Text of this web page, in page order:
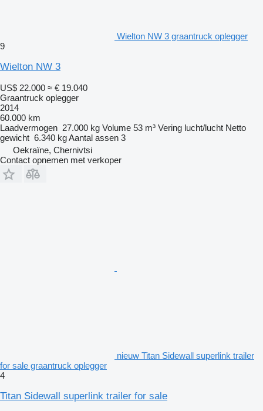
Wielton NW 3 graantruck oplegger
9
Wielton NW 3
US$ 22.000 ≈ € 19.040
Graantruck oplegger
2014
60.000 km
Laadvermogen 27.000 kg Volume 53 m³ Vering lucht/lucht Netto
gewicht 6.340 kgAantal assen 3
Oekraïne, Chernivtsi
Contact opnemen met verkoper
nieuw Titan Sidewall superlink trailer
for sale graantruck oplegger
4
Titan Sidewall superlink trailer for sale